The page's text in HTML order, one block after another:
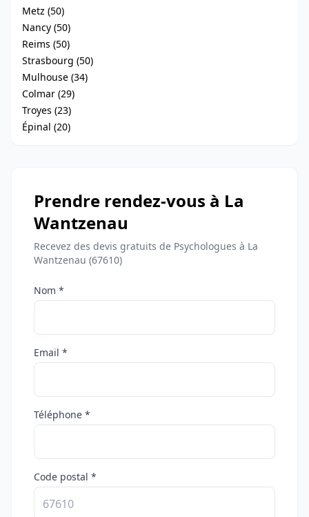
Metz (50)
Nancy (50)
Reims (50)
Strasbourg (50)
Mulhouse (34)
Colmar (29)
Troyes (23)
Épinal (20)
Prendre rendez-vous à La
Wantzenau
Recevez des devis gratuits de Psychologues à La
Wantzenau (67610)
Nom *
Email *
Téléphone *
Code postal *